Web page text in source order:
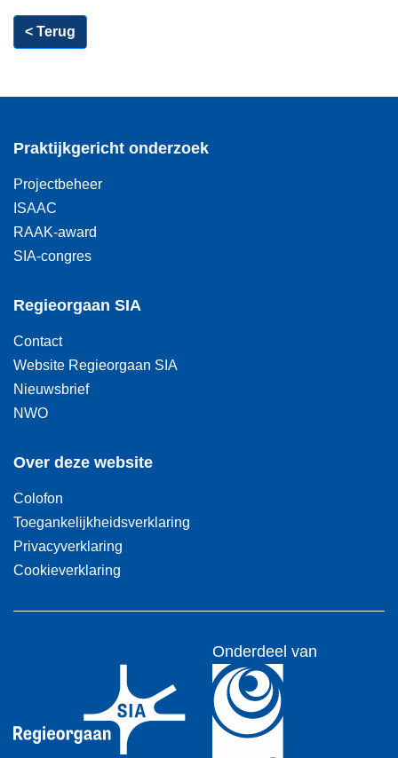
< Terug
Praktijkgericht onderzoek
Projectbeheer
ISAAC
RAAK-award
SIA-congres
Regieorgaan SIA
Contact
Website Regieorgaan SIA
Nieuwsbrief
NWO
Over deze website
Colofon
Toegankelijkheidsverklaring
Privacyverklaring
Cookieverklaring
Onderdeel van